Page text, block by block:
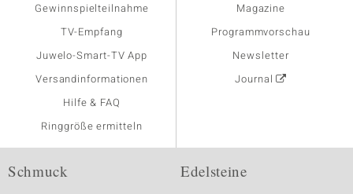
Gewinnspielteilnahme
TV-Empfang
Juwelo-Smart-TV App
Versandinformationen
Hilfe & FAQ
Ringgröße ermitteln
Magazine
Programmvorschau
Newsletter
Journal
Schmuck Edelsteine